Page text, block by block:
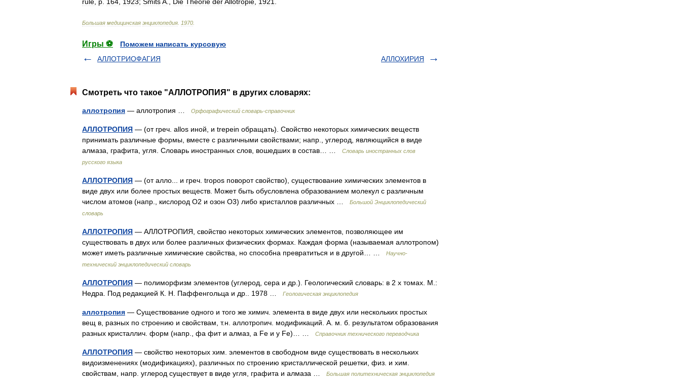
Большая медицинская энциклопедия 1970
Игры ⚽
Поможем написать курсовую
АЛЛОТРИОФАГИЯ
АЛЛОХИРИЯ
Смотреть что такое "АЛЛОТРОПИЯ" в других словарях:
аллотропия — аллотропия … Орфографический словарь-справочник
АЛЛОТРОПИЯ — (от греч. allos иной, и trepein обращать). Свойство некоторых химических веществ
принимать различные формы, вместе с различными свойствами; напр., углерод, являющийся в виде
алмаза, графита, угля. Словарь иностранных слов, вошедших в состав… …
Словарь иностранных слов
русского языка
АЛЛОТРОПИЯ — (от алло... и греч. tropos поворот свойство), существование химических элементов в
виде двух или более простых веществ. Может быть обусловлена образованием молекул с различным
числом атомов (напр., кислород O2 и озон O3) либо кристаллов различных …
Большой Энциклопедический
словарь
АЛЛОТРОПИЯ — АЛЛОТРОПИЯ, свойство некоторых химических элементов, позволяющее им
существовать в двух или более различных физических формах. Каждая форма (называемая аллотропом)
может иметь различные химические свойства, но способна превратиться и в другой… …
Научно-
технический энциклопедический словарь
АЛЛОТРОПИЯ — полиморфизм элементов (углерод, сера и др.). Геологический словарь: в 2 х томах. М.:
Недра. Под редакцией К. Н. Паффенгольца и др.. 1978 …
Геологическая энциклопедия
аллотропия — Существование одного и того же химич. элемента в виде двух или нескольких простых
вещ в, разных по строению и свойствам, т.н. аллотропич. модификаций. А. м. б. результатом образования
разных кристаллич. форм (напр., фа фит и алмаз, a Fe и y Fe)… …
Справочник технического переводчика
АЛЛОТРОПИЯ — свойство некоторых хим. элементов в свободном виде существовать в нескольких
видоизменениях (модификациях), различных по строению кристаллической решетки, физ. и хим.
свойствам, напр. углерод существует в виде угля, графита и алмаза …
Большая политехническая энциклопедия